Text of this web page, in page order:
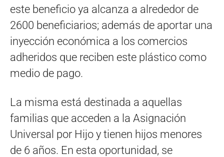
este beneficio ya alcanza a alrededor de
2600 beneficiarios; además de aportar una
inyección económica a los comercios
adheridos que reciben este plástico como
medio de pago.
La misma está destinada a aquellas
familias que acceden a la Asignación
Universal por Hijo y tienen hijos menores
de 6 años. En esta oportunidad, se